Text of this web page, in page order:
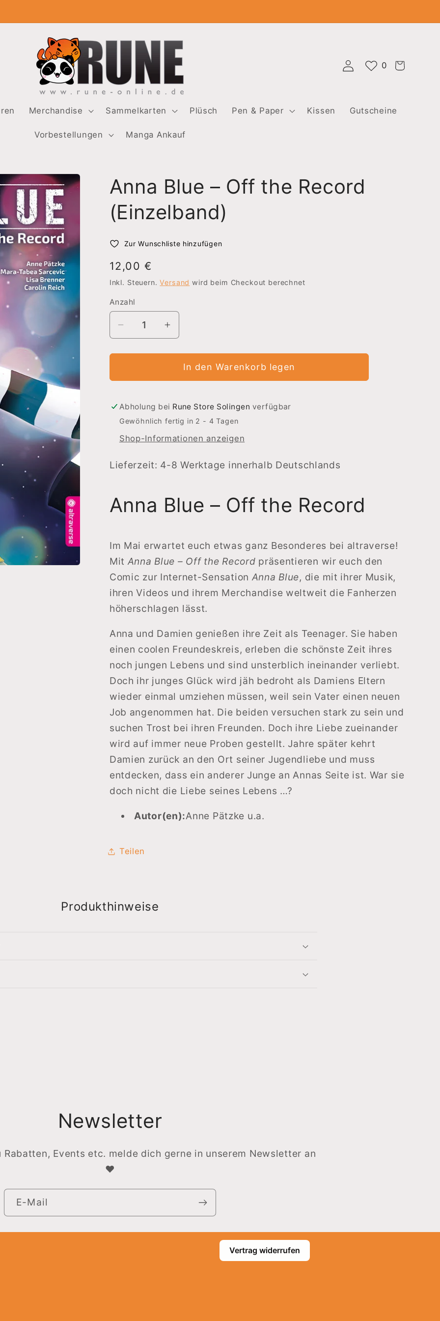
Merchandise Sammelkarten Plüsch Pen & Paper Kissen Gutscheine
Vorbestellungen Manga Ankauf
Einloggen 0
Warenkorb
Anna Blue – Off the Record
(Einzelband)
Zur Wunschliste hinzufügen
Normaler
Preis
12,00 €
Inkl. Steuern.Versand wird beim Checkout berechnet
Anzahl
Verringere
die
Menge
Anna
–
Off
the
Record
(Einzelband)
Erhöhe
die
Menge
Anna
–
Off
the
Record
In den Warenkorb legen
Abholung bei Rune Store Solingen verfügbar
Gewöhnlich fertig in 2 - 4 Tagen
Shop-Informationen anzeigen
Lieferzeit: 4-8 Werktage innerhalb Deutschlands
Anna Blue – Off the Record
Im Mai erwartet euch etwas ganz Besonderes bei altraverse!
Mit Anna Blue – Off the Record präsentieren wir euch den
Comic zur Internet-Sensation Anna Blue, die mit ihrer Musik,
ihren Videos und ihrem Merchandise weltweit die Fanherzen
höherschlagen lässt.
Anna und Damien genießen ihre Zeit als Teenager. Sie haben
einen coolen Freundeskreis, erleben die schönste Zeit ihres
noch jungen Lebens und sind unsterblich ineinander verliebt.
Doch ihr junges Glück wird jäh bedroht als Damiens Eltern
wieder einmal umziehen müssen, weil sein Vater einen neuen
Job angenommen hat. Die beiden versuchen stark zu sein und
suchen Trost bei ihren Freunden. Doch ihre Liebe zueinander
wird auf immer neue Proben gestellt. Jahre später kehrt
Damien zurück an den Ort seiner Jugendliebe und muss
entdecken, dass ein anderer Junge an Annas Seite ist. War sie
doch nicht die Liebe seines Lebens …?
Autor(en):Anne Pätzke u.a.
Teilen
Produkthinweise
Newsletter
Rabatten, Events etc. melde dich gerne in unserem Newsletter an
♥
E-Mail
Vertrag widerrufen